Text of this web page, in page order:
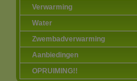
Verwarming
Water
Zwembadverwarming
Aanbiedingen
OPRUIMING!!